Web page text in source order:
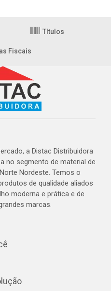
Títulos
Fiscais
a Distac Distribuidora
no segmento de material de
Nordeste. Temos o
de qualidade aliados
moderna e prática e de
marcas.